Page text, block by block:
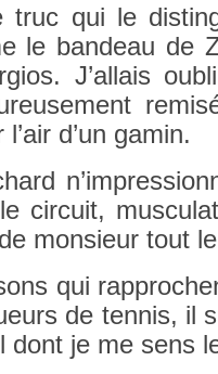
truc qui le
le ban­deau de
J’al­lais
d’un gamin.
cir­cuit,
mon­sieur tout
qui
de ten­nis, il
dont je me sens